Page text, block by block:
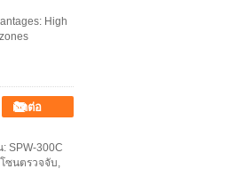
High
ติดต่อ
SPW-300C
ซนตรวจจับ,